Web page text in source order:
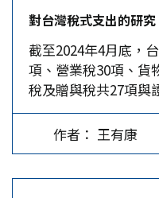
來，收入在最底層的
支出分配在購買生活
自由分配的份額，例
旅遊。 由於川普在
關稅為手段，甚至宣
陸進口的產品加徵關
認為，其他國家「讓
對各國進口的產品加
國。 日本車企的沒落
井噴式增長，研發時
產平均大概18個月，
半，而且在用戶體驗
駕駛和數位技術等方
銀行（HSBC）和瑞
報告：2025年中國
輛，年增長率20%。
對台灣稅式支出的研
截至2024年4月底，
項、營業稅30項、貨
稅及贈與稅共27項與
部分稅式支出是否允
支出應符合公平原
expenditure)最早由
作者： 王有康